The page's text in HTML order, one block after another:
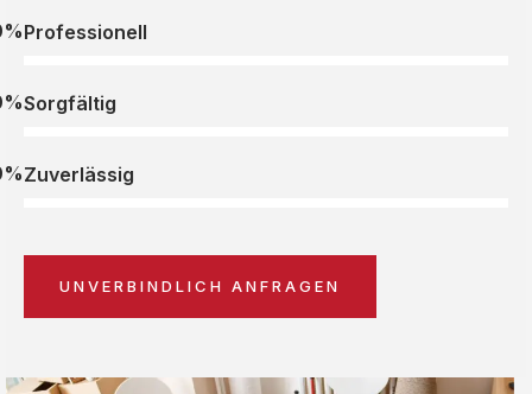
Professionell
Sorgfältig
Zuverlässig
UNVERBINDLICH ANFRAGEN